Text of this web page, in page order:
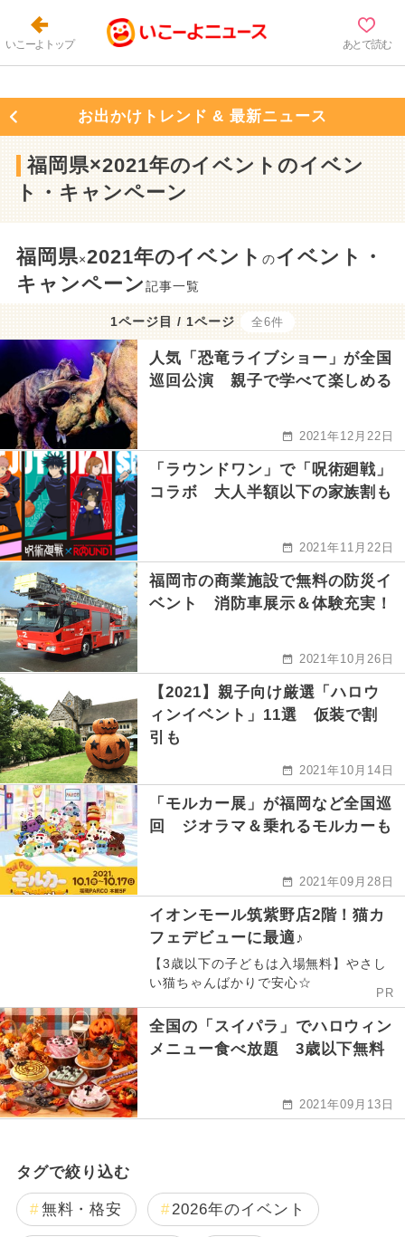
いこーよトップ あとで読む
お出かけトレンド & 最新ニュース
福岡県×2021年のイベントのイベン
ト・キャンペーン
福岡県×2021年のイベントのイベント・
キャンペーン記事一覧
1ページ目 / 1ページ 全6件
人気「恐竜ライブショー」が全国
巡回公演 親子で学べて楽しめる
2021年12月22日
「ラウンドワン」で「呪術廻戦」
コラボ 大人半額以下の家族割も
2021年11月22日
福岡市の商業施設で無料の防災イ
ベント 消防車展示＆体験充実！
2021年10月26日
【2021】親子向け厳選「ハロウ
ィンイベント」11選 仮装で割
引も
2021年10月14日
「モルカー展」が福岡など全国巡
回 ジオラマ＆乗れるモルカーも
2021年09月28日
イオンモール筑紫野店2階！猫カ
フェデビューに最適♪
【3歳以下の子どもは入場無料】やさし
い猫ちゃんばかりで安心☆
PR
全国の「スイパラ」でハロウィン
メニュー食べ放題 3歳以下無料
2021年09月13日
タグで絞り込む
無料・格安 2026年のイベント